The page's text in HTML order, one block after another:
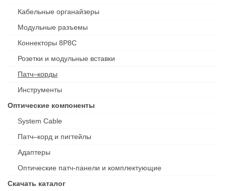
Кабельные органайзеры
Модульные разъемы
Коннекторы 8P8C
Розетки и модульные вставки
Патч–корды
Инструменты
Оптические компоненты
System Cable
Патч–корд и пигтейлы
Адаптеры
Оптические патч-панели и комплектующие
Скачать каталог